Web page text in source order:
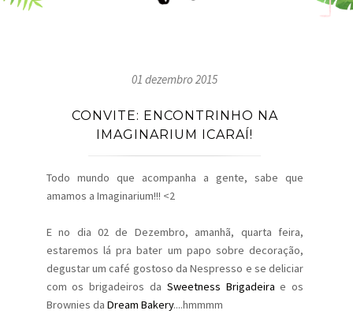
01 dezembro 2015
CONVITE: ENCONTRINHO NA
IMAGINARIUM ICARAÍ!
Todo mundo que acompanha a gente, sabe que
amamos a Imaginarium!!! <2
E no dia 02 de Dezembro, amanhã, quarta feira,
estaremos lá pra bater um papo sobre decoração,
degustar um café gostoso da Nespresso e se deliciar
com os brigadeiros da Sweetness Brigadeira e os
Brownies da Dream Bakery....hmmmm